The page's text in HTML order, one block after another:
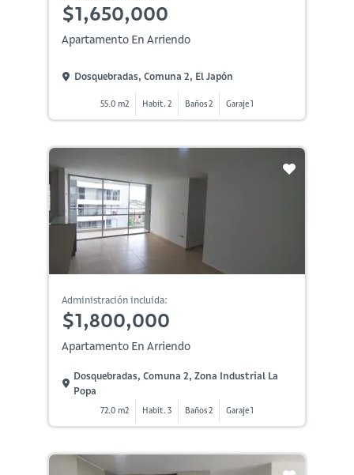
$1,650,000
Apartamento En Arriendo
Dosquebradas, Comuna 2, El Japón
55.0 m2 Habit. 2 Baños 2 Garaje 1
Administración incluida:
$1,800,000
Apartamento En Arriendo
Dosquebradas, Comuna 2, Zona Industrial La
Popa
72.0 m2 Habit. 3 Baños 2 Garaje 1